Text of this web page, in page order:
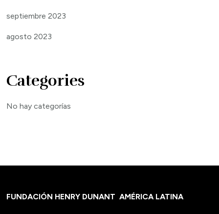
septiembre 2023
agosto 2023
Categories
No hay categorías
FUNDACIÓN HENRY DUNANTAMÉRICA LATINA